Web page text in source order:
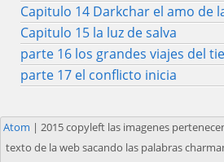
Capitulo 14 Darkchar el amo de
Capitulo 15 la luz de salva
parte 16 los grandes viajes del
parte 17 el conflicto inicia
Atom | 2015 copyleft las imagenes
texto de la web sacando las palabras